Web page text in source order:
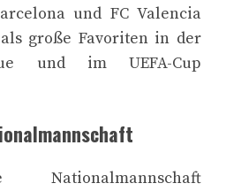
und FC Valencia
große Favoriten in der
und im UEFA-Cup